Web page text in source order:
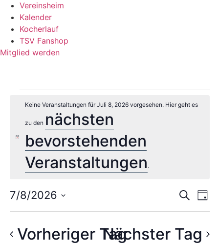
Vereinsheim
Kalender
Kocherlauf
TSV Fanshop
Mitglied werden
Veranstaltungen
für
Juli
8,
2026
Hinweis
Keine Veranstaltungen für Juli 8, 2026 vorgesehen. Hier geht es
zu den nächsten
bevorstehenden
Veranstaltungen .
und
SucheTag
7/8/2026
wählen.
Vorheriger TagNächster Tag